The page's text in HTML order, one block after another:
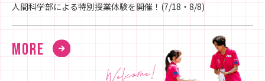
人間科学部による特別授業体験を開催！(7/18・8/8)
MORE